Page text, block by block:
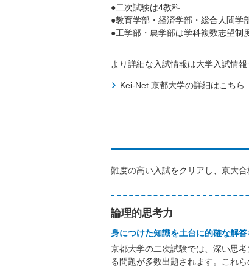
●二次試験は4教科
●教育学部・経済学部・総合人間学
●工学部・農学部は学科複数志望制
より詳細な入試情報は大学入試情
Kei-Net 京都大学の詳細はこちら
難度の高い入試をクリアし、京大
論理的思考力
身につけた知識を土台に的確な解
京都大学の二次試験では、深い思
る問題が多数出題されます。これ